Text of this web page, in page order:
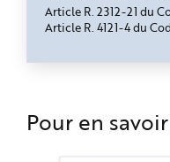
Article R. 2312-21 du
Article R. 4121-4 du
Pour en